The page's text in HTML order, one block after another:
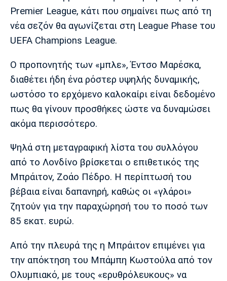
Πολιτισμός
Τραγούδια
Running
Παρασκήνιο
Πρόγραμμα TV
Ιωνικός Κηφισιά
Μπαρτσελόνα
Ρεάλ
Ατλέτικο
Μάντσεστερ
Γιουνάιτεντ
Τσέλσι Άρσεναλ
Premier League, κάτι που σημαίνει πως από τη
νέα σεζόν θα αγωνίζεται στη League Phase του
UEFA Champions League.
Ο προπονητής των «μπλε», Έντσο Μαρέσκα,
διαθέτει ήδη ένα ρόστερ υψηλής δυναμικής,
ωστόσο το ερχόμενο καλοκαίρι είναι δεδομένο
πως θα γίνουν προσθήκες ώστε να δυναμώσει
ακόμα περισσότερο.
Ψηλά στη μεταγραφική λίστα του συλλόγου
από το Λονδίνο βρίσκεται ο επιθετικός της
Μπράιτον, Ζοάο Πέδρο. Η περίπτωσή του
βέβαια είναι δαπανηρή, καθώς οι «γλάροι»
ζητούν για την παραχώρησή του το ποσό των
85 εκατ. ευρώ.
Από την πλευρά της η Μπράιτον επιμένει για
την απόκτηση του Μπάμπη Κωστούλα από τον
Ολυμπιακό, με τους «ερυθρόλευκους» να